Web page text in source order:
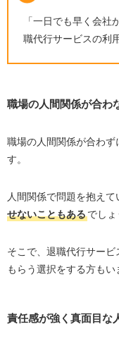
「一日でも早く会
職代行サービスの利
職場の人間関係が合わ
職場の人間関係が合わず
す。
人間関係で問題を抱えて
せないこともあるでしょ
そこで、退職代行サー
もらう選択をする方もい
責任感が強く真面目な